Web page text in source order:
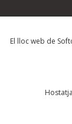
Què
Comentari
El lloc web de